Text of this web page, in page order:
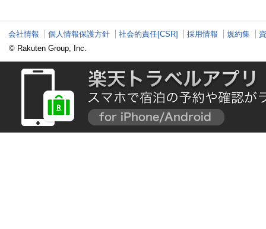
会社情報 個人情報保護方針 社会的責任[CSR] 採用情報 規約集
© Rakuten Group, Inc.